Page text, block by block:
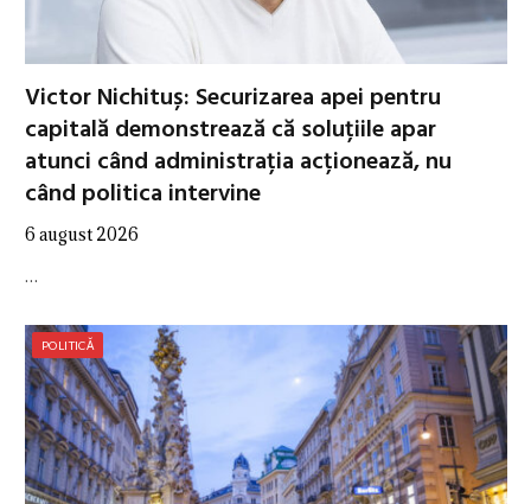
Victor Nichituș: Securizarea apei pentru
capitală demonstrează că soluțiile apar
atunci când administrația acționează, nu
când politica intervine
6 august 2026
…
POLITICĂ